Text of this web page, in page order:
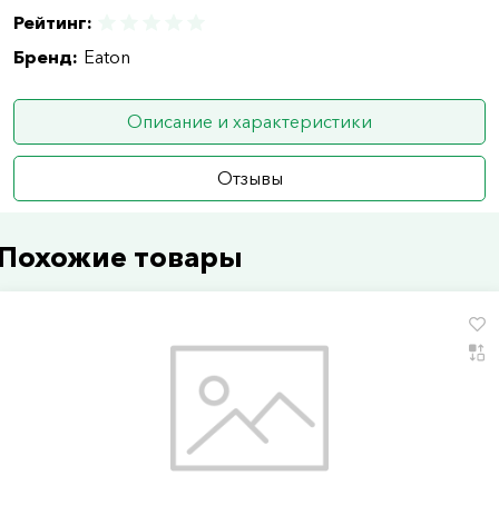
Рейтинг:
Бренд: Eaton
Описание и характеристики
Отзывы
товары